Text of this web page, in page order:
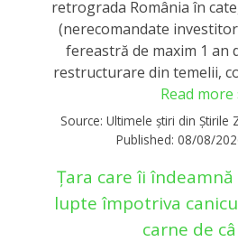
retrograda România în
(nerecomandate
fereastră de maxim 1 an
restructurare din temelii,
Read more
Source: Ultimele știri din Știrile
Published: 08/08/
Țara care îi
lupte împotriva
carne de